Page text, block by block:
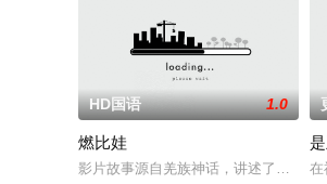
HD国语 1.0
燃比娃
影片故事源自羌族神话，讲述了一只被在